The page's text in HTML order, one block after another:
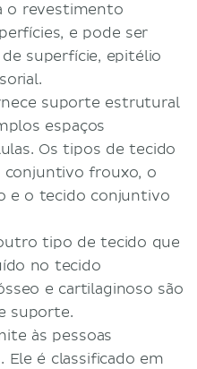
o revestimento
e pode ser
superfície, epitélio
suporte estrutural
espaços
Os tipos de tecido
frouxo, o
e o tecido conjuntivo
tipo de tecido que
no tecido
e cartilaginoso são
suporte.
às pessoas
Ele é classificado em